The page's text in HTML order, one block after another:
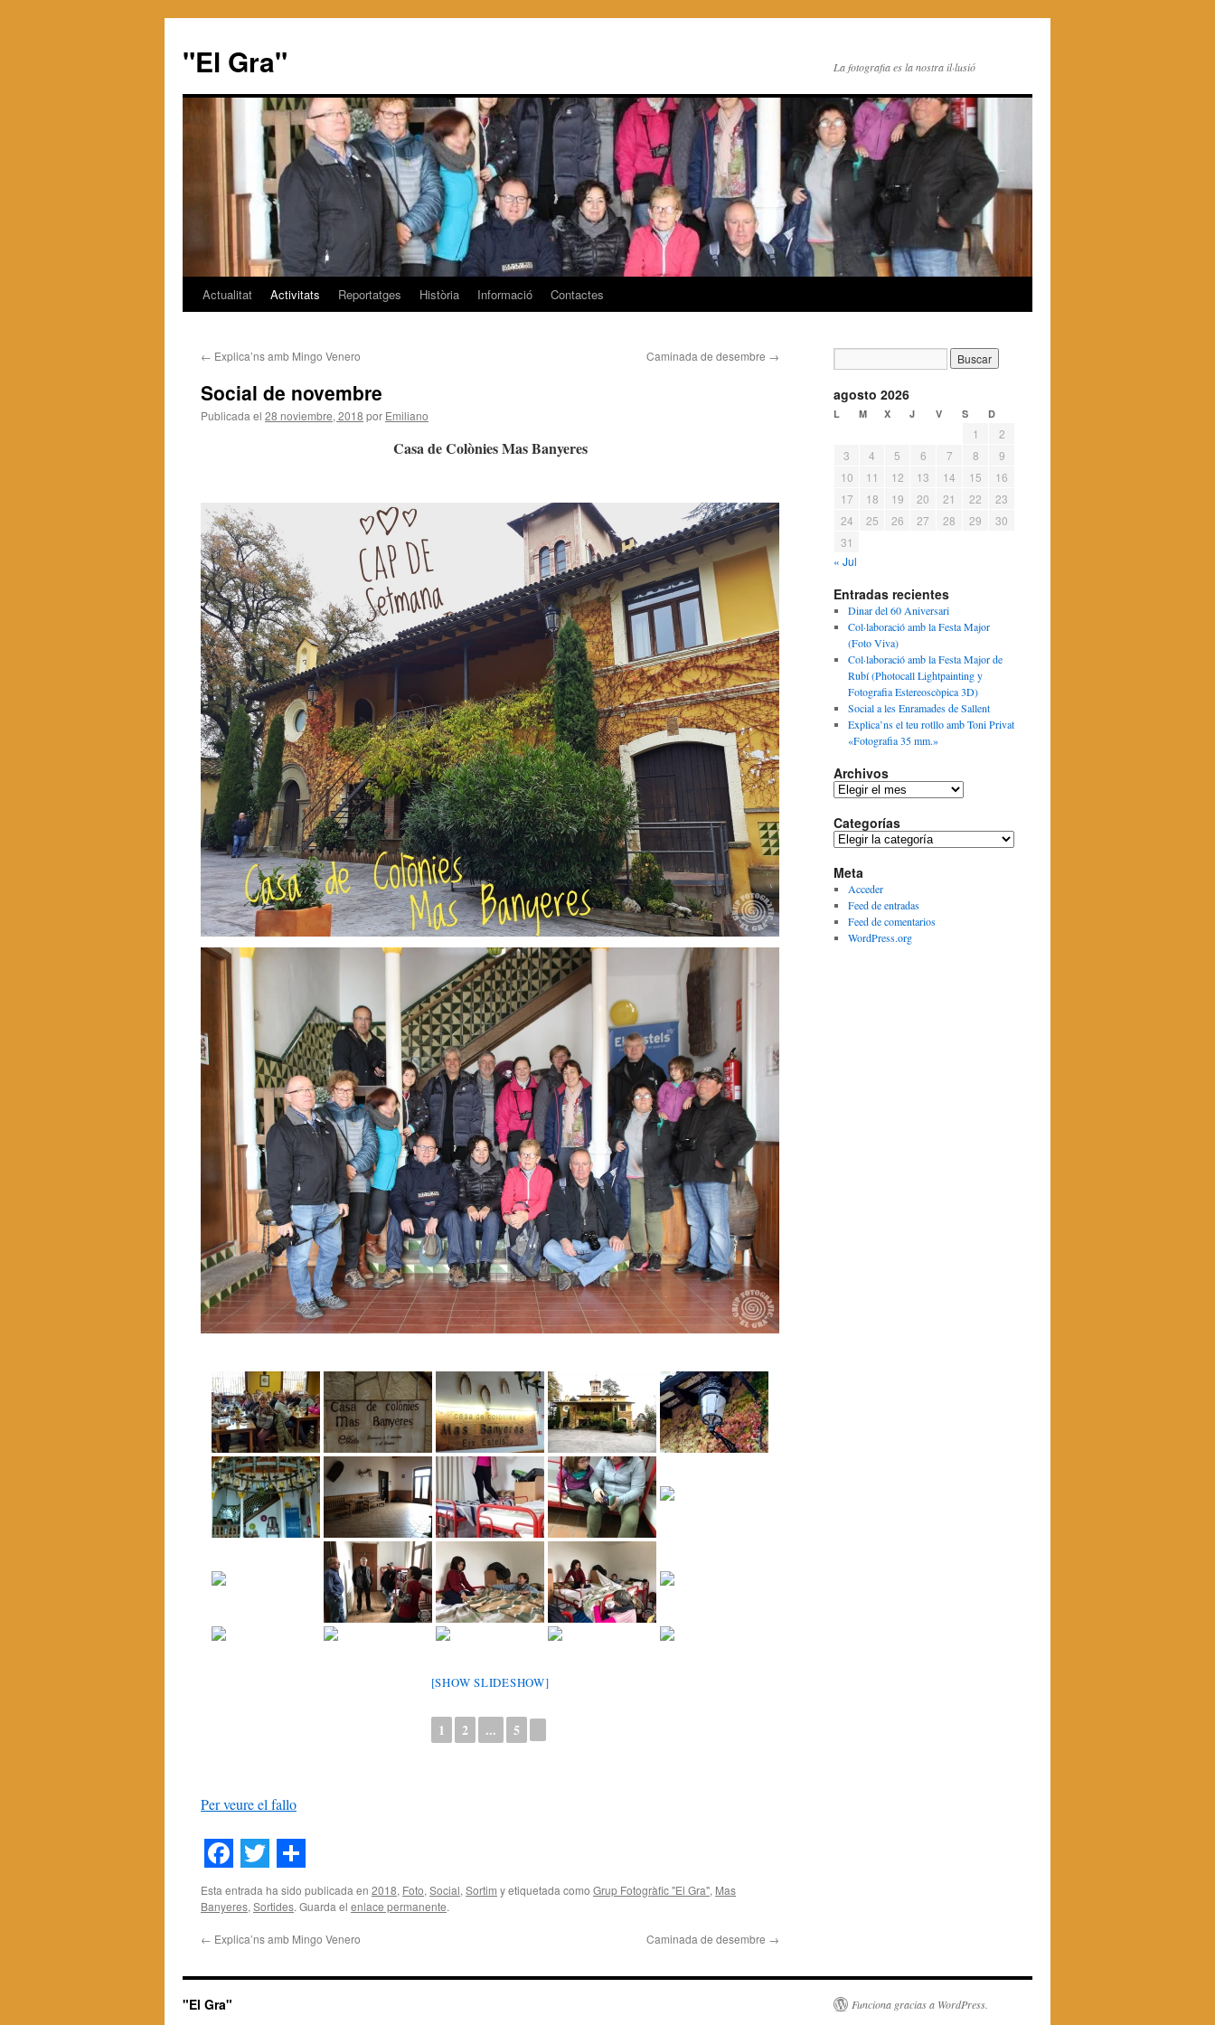
"El Gra" La fotografia es la nostra il·lusió
Saltar
contenido
Actualitat Activitats Reportatges Història Informació Contactes
← Explica’ns amb Mingo Venero Caminada de desembre →
Social de novembre
Publicada el 28 noviembre, 2018 por Emiliano
Casa de Colònies Mas Banyeres
[SHOW SLIDESHOW]
1 2 ... 5
Per veure el fallo
Facebook
Twitter
Share
Esta entrada ha sido publicada en 2018, Foto, Social, Sortim y etiquetada como Grup Fotogràfic "El Gra", Mas
Banyeres, Sortides. Guarda el enlace permanente.
← Explica’ns amb Mingo Venero Caminada de desembre →
agosto 2026
L M X J V S D
1
2
3
4 5 6 7 8
9
10
11 12 13 14 15
16
17
18 19 20 21 22
23
24
25 26 27 28 29
30
31
« Jul
Entradas recientes
Dinar del 60 Aniversari
Col·laboració amb la Festa Major
(Foto Viva)
Col·laboració amb la Festa Major de
Rubí (Photocall Lightpainting y
Fotografia Estereoscòpica 3D)
Social a les Enramades de Sallent
Explica’ns el teu rotllo amb Toni Privat
«Fotografia 35 mm.»
Archivos
Archivos
Categorías
Categorías
Meta
Acceder
Feed de entradas
Feed de comentarios
WordPress.org
"El Gra" Funciona gracias a WordPress.